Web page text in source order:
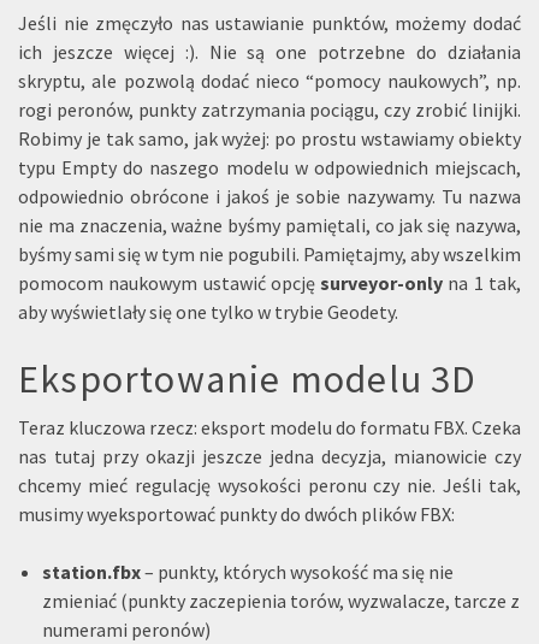
Jeśli nie zmęczyło nas ustawianie punktów, możemy dodać
ich jeszcze więcej :). Nie są one potrzebne do działania
skryptu, ale pozwolą dodać nieco “pomocy naukowych”, np.
rogi peronów, punkty zatrzymania pociągu, czy zrobić linijki.
Robimy je tak samo, jak wyżej: po prostu wstawiamy obiekty
typu Empty do naszego modelu w odpowiednich miejscach,
odpowiednio obrócone i jakoś je sobie nazywamy. Tu nazwa
nie ma znaczenia, ważne byśmy pamiętali, co jak się nazywa,
byśmy sami się w tym nie pogubili. Pamiętajmy, aby wszelkim
pomocom naukowym ustawić opcjęsurveyor-only na 1 tak,
aby wyświetlały się one tylko w trybie Geodety.
Eksportowanie modelu 3D
Teraz kluczowa rzecz: eksport modelu do formatu FBX. Czeka
nas tutaj przy okazji jeszcze jedna decyzja, mianowicie czy
chcemy mieć regulację wysokości peronu czy nie. Jeśli tak,
musimy wyeksportować punkty do dwóch plików FBX:
station.fbx– punkty, których wysokość ma się nie
zmieniać (punkty zaczepienia torów, wyzwalacze, tarcze z
numerami peronów)